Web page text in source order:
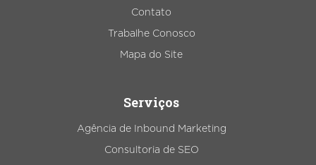
Contato
Trabalhe Conosco
Mapa do Site
Serviços
Agência de Inbound Marketing
Consultoria de SEO